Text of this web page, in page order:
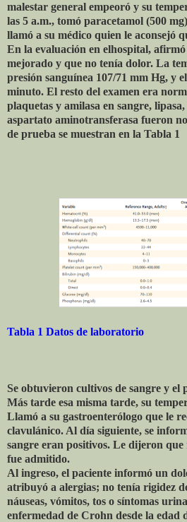
malestar general empeoró y su
las 5 a.m., tomó paracetamol (500
llamó a su médico quien le aconsejó
En la evaluación en elhospital,
mejorado y que no tenía dolor. La
presión sanguínea 107/71 mm Hg, y
minuto. El resto del examen era
plaquetas y amilasa en sangre,
aspartato aminotransferasa fueron
de prueba se muestran en la Tabla 1
Tabla 1 Datos de laboratorio
Se obtuvieron cultivos de sangre y el
Más tarde esa misma tarde, su
Llamó a su gastroenterólogo que le
clavulánico. Al día siguiente, se
sangre eran positivos. Le dijeron
fue admitido.
Al ingreso, el paciente informó un
atribuyó a alergias; no tenía rigidez
náuseas, vómitos, tos o síntomas
enfermedad de Crohn desde la edad